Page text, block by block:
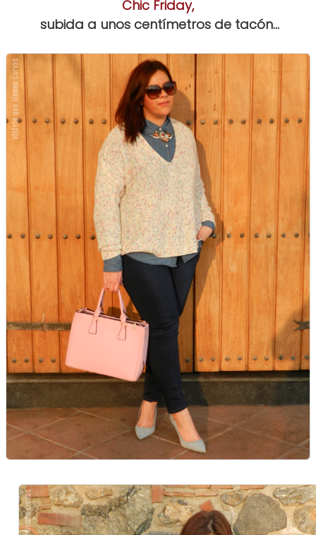
Chic Friday,
subida a unos centímetros de tacón...